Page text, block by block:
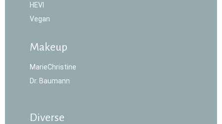
HEVI
Vegan
Makeup
MarieChristine
Dr. Baumann
Diverse